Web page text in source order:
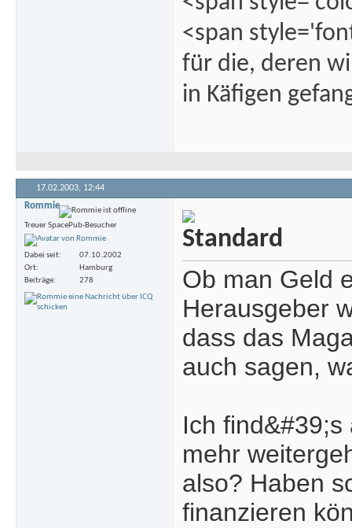
<span
für die, deren
in Käfigen
17.02.2003, 12:44
Rommie
Treuer SpacePub-Besucher
Dabei seit
07.10.2002
Ort
Hamburg
Beiträge
278
Ob man Geld
Herausgeber
dass das
auch sagen,
Ich
mehr
also? Haben
finanzieren